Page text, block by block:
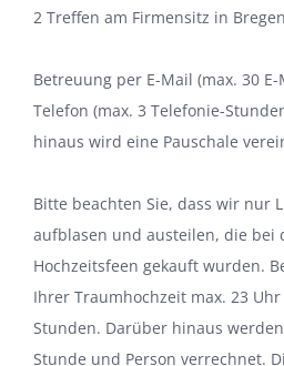
2 Treffen am Firmensitz in
Betreuung per E-Mail (max. 30
Telefon (max. 3 Telefonie-
hinaus wird eine Pauschale
Bitte beachten Sie, dass wir nur
aufblasen und austeilen, die bei
Hochzeitsfeen gekauft wurden.
Ihrer Traumhochzeit max. 23
Stunden. Darüber hinaus
Stunde und Person verrechnet.